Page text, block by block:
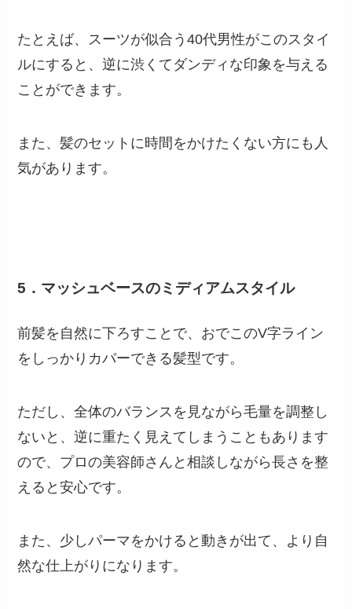
たとえば、スーツが似合う40代男性がこのスタイ
ルにすると、逆に渋くてダンディな印象を与える
ことができます。
また、髪のセットに時間をかけたくない方にも人
気があります。
5．マッシュベースのミディアムスタイル
前髪を自然に下ろすことで、おでこのV字ライン
をしっかりカバーできる髪型です。
ただし、全体のバランスを見ながら毛量を調整し
ないと、逆に重たく見えてしまうこともあります
ので、プロの美容師さんと相談しながら長さを整
えると安心です。
また、少しパーマをかけると動きが出て、より自
然な仕上がりになります。